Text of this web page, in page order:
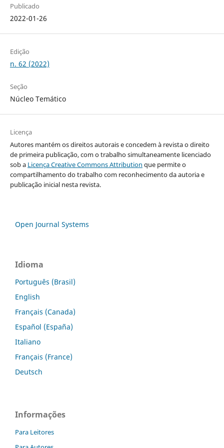
Publicado
2022-01-26
Edição
n. 62 (2022)
Seção
Núcleo Temático
Licença
Autores mantém os direitos autorais e concedem à revista o direito
de primeira publicação, com o trabalho simultaneamente licenciado
sob a Licença Creative Commons Attribution que permite o
compartilhamento do trabalho com reconhecimento da autoria e
publicação inicial nesta revista.
Open Journal Systems
Idioma
Português (Brasil)
English
Français (Canada)
Español (España)
Italiano
Français (France)
Deutsch
Informações
Para Leitores